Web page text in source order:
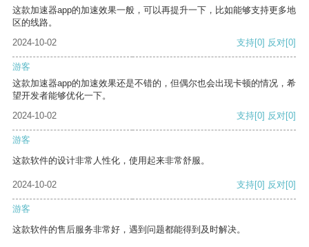
这款加速器app的加速效果一般，可以再提升一下，比如能够支持更多地
区的线路。
2024-10-02
支持[0] 反对[0]
游客
这款加速器app的加速效果还是不错的，但偶尔也会出现卡顿的情况，希
望开发者能够优化一下。
2024-10-02
支持[0] 反对[0]
游客
这款软件的设计非常人性化，使用起来非常舒服。
2024-10-02 支持[0] 反对[0]
游客
这款软件的售后服务非常好，遇到问题都能得到及时解决。